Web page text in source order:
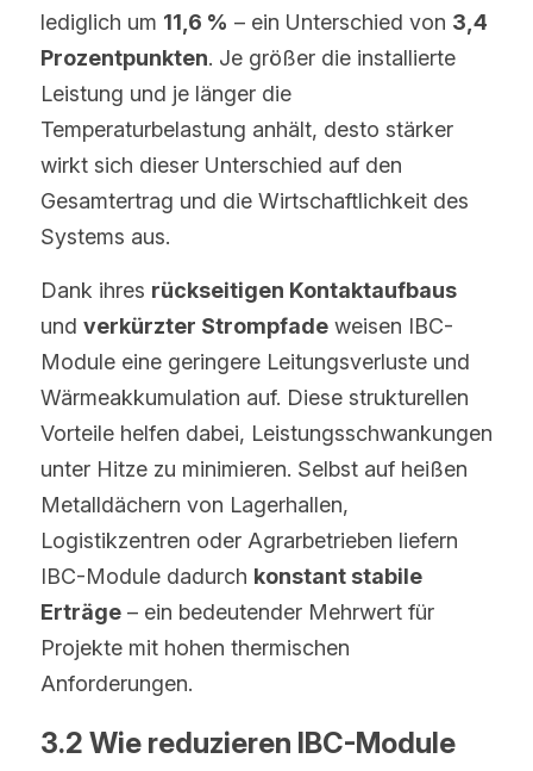
lediglich um 11,6 % – ein Unterschied von 3,4
Prozentpunkten. Je größer die installierte
Leistung und je länger die
Temperaturbelastung anhält, desto stärker
wirkt sich dieser Unterschied auf den
Gesamtertrag und die Wirtschaftlichkeit des
Systems aus.
Dank ihres rückseitigen Kontaktaufbaus
und verkürzter Strompfade weisen IBC-
Module eine geringere Leitungsverluste und
Wärmeakkumulation auf. Diese strukturellen
Vorteile helfen dabei, Leistungsschwankungen
unter Hitze zu minimieren. Selbst auf heißen
Metalldächern von Lagerhallen,
Logistikzentren oder Agrarbetrieben liefern
IBC-Module dadurch konstant stabile
Erträge – ein bedeutender Mehrwert für
Projekte mit hohen thermischen
Anforderungen.
3.2 Wie reduzieren IBC-Module